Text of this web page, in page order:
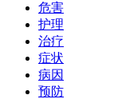
危害
护理
治疗
症状
病因
预防